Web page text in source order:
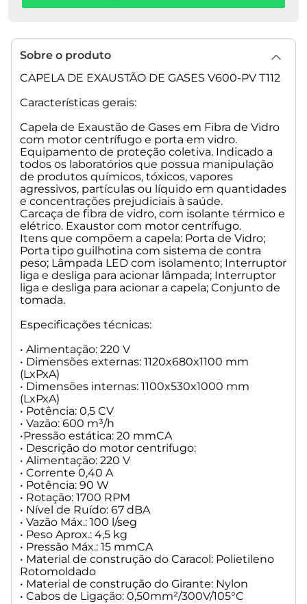
• Pressão Máx.: 15 mmCA
• Material de construção do Girante: Nylon
• Cabos de Ligação: 0,50mm²/300V/105°C
Peso bruto: 60,0Kg
Dimensão da embalagem: 1150x730x1170mm (CX MADEIRA)
Sobre o produto
CAPELA DE EXAUSTÃO DE GASES V600-PV T112
Características gerais:
Capela de Exaustão de Gases em Fibra de Vidro
com motor centrífugo e porta em vidro.
Equipamento de proteção coletiva. Indicado a
todos os laboratórios que possua manipulação
de produtos químicos, tóxicos, vapores
agressivos, partículas ou líquido em quantidades
e concentrações prejudiciais à saúde.
Carcaça de fibra de vidro, com isolante térmico e
elétrico. Exaustor com motor centrífugo.
Itens que compõem a capela: Porta de Vidro;
Porta tipo guilhotina com sistema de contra
peso; Lâmpada LED com isolamento; Interruptor
liga e desliga para acionar lâmpada; Interruptor
liga e desliga para acionar a capela; Conjunto de
tomada.
Especificações técnicas:
• Alimentação: 220 V
• Dimensões externas: 1120x680x1100 mm
(LxPxA)
• Dimensões internas: 1100x530x1000 mm
(LxPxA)
• Potência: 0,5 CV
• Vazão: 600 m³/h
•Pressão estática: 20 mmCA
• Descrição do motor centrifugo:
• Alimentação: 220 V
• Corrente 0,40 A
• Potência: 90 W
• Rotação: 1700 RPM
• Nível de Ruído: 67 dBA
• Vazão Máx.: 100 l/seg
• Peso Aprox.: 4,5 kg
• Pressão Máx.: 15 mmCA
• Material de construção do Caracol: Polietileno
Rotomoldado
• Material de construção do Girante: Nylon
• Cabos de Ligação: 0,50mm²/300V/105°C